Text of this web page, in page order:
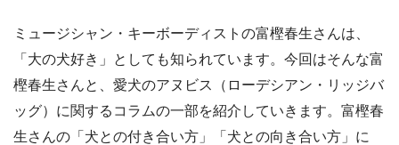
ミュージシャン・キーボーディストの富樫春生さんは、
「大の犬好き」としても知られています。今回はそんな富
樫春生さんと、愛犬のアヌビス（ローデシアン・リッジバ
ッグ）に関するコラムの一部を紹介していきます。富樫春
生さんの「犬との付き合い方」「犬との向き合い方」に